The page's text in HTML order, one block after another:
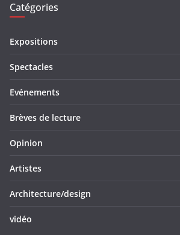
Catégories
Expositions
Spectacles
Evénements
Brèves de lecture
Opinion
Artistes
Architecture/design
vidéo